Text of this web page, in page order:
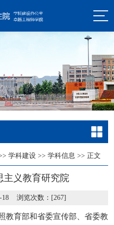
学科建设 >> 学科信息 >> 正文
主义教育研究院
18 浏览次数：[267]
教育部和省委宣传部、省委教